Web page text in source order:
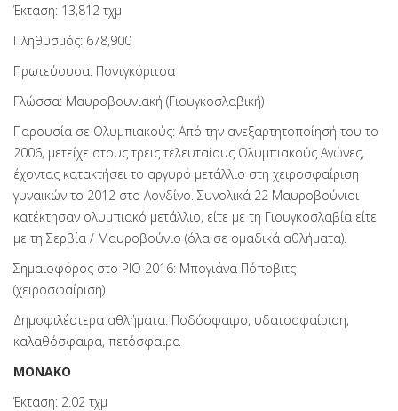
Έκταση: 13,812 τχμ
Πληθυσμός: 678,900
Πρωτεύουσα: Ποντγκόριτσα
Γλώσσα: Μαυροβουνιακή (Γιουγκοσλαβική)
Παρουσία σε Ολυμπιακούς: Από την ανεξαρτητοποίησή του το
2006, μετείχε στους τρεις τελευταίους Ολυμπιακούς Αγώνες,
έχοντας κατακτήσει το αργυρό μετάλλιο στη χειροσφαίριση
γυναικών το 2012 στο Λονδίνο. Συνολικά 22 Μαυροβούνιοι
κατέκτησαν ολυμπιακό μετάλλιο, είτε με τη Γιουγκοσλαβία είτε
με τη Σερβία / Μαυροβούνιο (όλα σε ομαδικά αθλήματα).
Σημαιοφόρος στο ΡΙΟ 2016: Μπογιάνα Πόποβιτς
(χειροσφαίριση)
Δημοφιλέστερα αθλήματα: Ποδόσφαιρο, υδατοσφαίριση,
καλαθόσφαιρα, πετόσφαιρα
ΜΟΝΑΚΟ
Έκταση: 2.02 τχμ